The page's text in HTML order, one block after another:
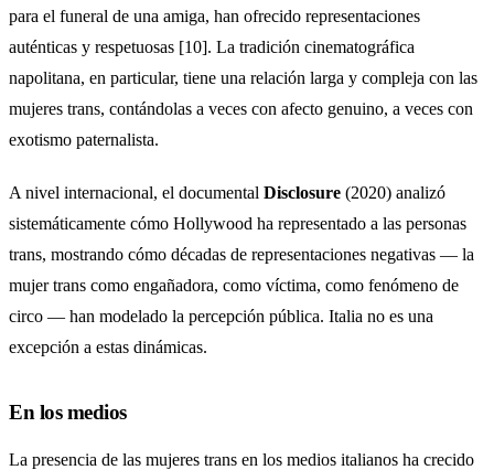
para el funeral de una amiga, han ofrecido representaciones
auténticas y respetuosas [10]. La tradición cinematográfica
napolitana, en particular, tiene una relación larga y compleja con las
mujeres trans, contándolas a veces con afecto genuino, a veces con
exotismo paternalista.
A nivel internacional, el documental Disclosure (2020) analizó
sistemáticamente cómo Hollywood ha representado a las personas
trans, mostrando cómo décadas de representaciones negativas — la
mujer trans como engañadora, como víctima, como fenómeno de
circo — han modelado la percepción pública. Italia no es una
excepción a estas dinámicas.
En los medios
La presencia de las mujeres trans en los medios italianos ha crecido